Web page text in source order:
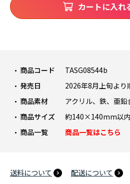
商品コード
TASG08544b
発売日
2026年8月上旬より
商品素材
アクリル、鉄、亜鉛
商品サイズ
約140×140mm以内
商品一覧
商品一覧はこちら
送料について 配送について
カートに入れ